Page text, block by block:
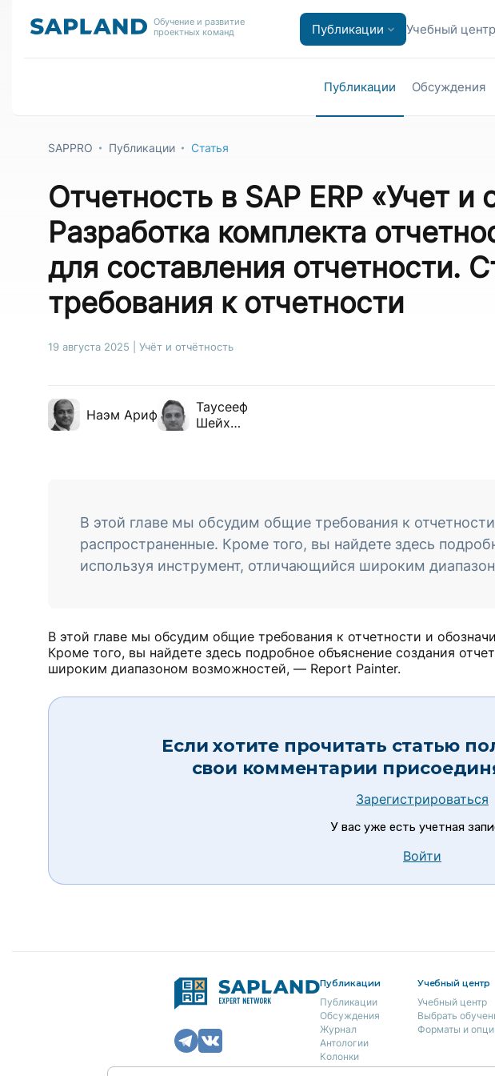
Обучение и развитие
проектных команд
Публикации Учебный центр
Публикации Обсуждения
SAPPRO Публикации Статья
Отчетность в SAP ERP «Учет и
Разработка комплекта
для составления отчетности.
требования к отчетности
19 августа 2025 Учёт и отчётность
Наэм Ариф
Таусееф
Шейх
В этой главе мы обсудим общие требования к
распространенные. Кроме того, вы найдете здесь
используя инструмент, отличающийся широким
В этой главе мы обсудим общие требования к отчетности и
Кроме того, вы найдете здесь подробное объяснение создания
широким диапазоном возможностей, — Report Painter.
Если хотите прочитать статью
свои комментарии
Зарегистрироваться
У вас уже есть учетная
Войти
Публикации
Публикации
Обсуждения
Журнал
Антологии
Колонки
Авторы
Учебный центр
Учебный центр
Выбрать
Форматы и